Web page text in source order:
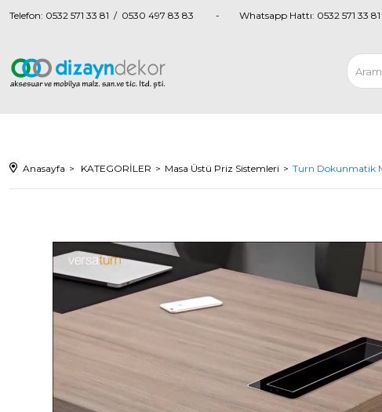
Telefon: 0532 571 33 81 / 0530 497 83 83 Whatsapp Hattı: 0532 571 33 81
Anasayfa KATEGORİLER Masa Üstü Priz Sistemleri Turn Dokunmatik